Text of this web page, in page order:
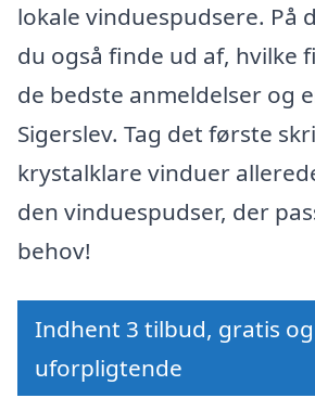
lokale vinduespudsere. På
du også finde ud af, hvilke
de bedste anmeldelser og
Sigerslev. Tag det første
krystalklare vinduer
den vinduespudser, der
behov!
Indhent 3 tilbud, gratis og
uforpligtende